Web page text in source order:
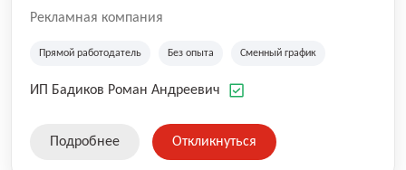
Рекламная компания
Прямой работодатель Без опыта Сменный график
ИП Бадиков Роман Андреевич
Подробнее Откликнуться